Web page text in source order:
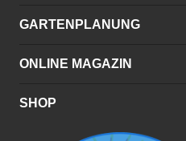
GARTENPLANUNG
ONLINE MAGAZIN
SHOP